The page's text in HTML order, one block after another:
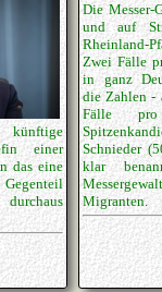
einer
das eine
Die Messer-
und auf
Rheinland-
Zwei Fälle
in ganz
die Zahlen -
Fälle
Schnieder
klar
Migranten.